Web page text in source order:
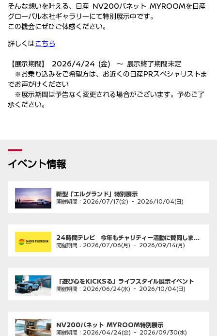
そんな想いを叶える、日産
NV200バネット MYROOMを日産
グローバル本社ギャラリーにて特別展示中です。
この機会にぜひご体感ください。
詳しくはこちら
【展示期間 】 2026/4/24 (金) 〜 展示終了期間未定
※ お乗り込みをご希望方は、お近くの日産PRスペシャリストま
でお声がけください
※ 展示期間 は予告なく変更される場合がございます。予めご了
承ください。
イベント情報
新型「エルグランド」特別展示
開催期間： 2026/07/17(金) - 2026/10/04(日)
24時間テレビ 今年もチャリティー活動に賛同しま...
開催期間： 2026/07/06(月) - 2026/09/14(月)
「遊び心をKICKSる」ライフスタイル展示イベント
開催期間： 2026/06/24(水) - 2026/10/04(日)
NV200バネット MYROOM特別展示
開催期間： 2026/04/24(金) - 2026/09/30(水)